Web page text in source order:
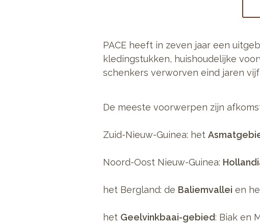
PACE heeft in zeven jaar een
kledingstukken, huishoudelijke
schenkers verworven eind jaren
De meeste voorwerpen zijn
Zuid-Nieuw-Guinea: het
Noord-Oost Nieuw-Guinea:
het Bergland: de Baliemvallei en
het Geelvinkbaai-gebied: Biak en